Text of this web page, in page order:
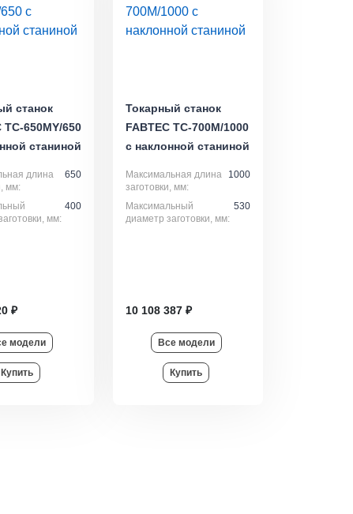
станок
TC-650MY/650
станиной
длина
мм:
650
мм:
400
₽
модели
Купить
Токарный станок
FABTEC TC-700M/1000
с наклонной станиной
Максимальная длина
заготовки, мм:
1000
Максимальный
диаметр заготовки, мм:
530
10 108 387 ₽
Все модели
Купить